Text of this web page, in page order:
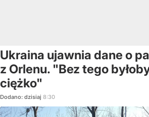
Ukraina ujawnia dane o
z Orlenu. "Bez tego
ciężko"
Dodano: dzisiaj 8:30